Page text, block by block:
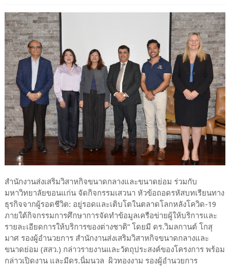
สำนักงานส่งเสริมวิสาหกิจขนาดกลางและขนาดย่อม ร่วมกับ
มหาวิทยาลัยขอนแก่น จัดกิจกรรมเสวนา หัวข้อถอดรหัสบทเรียนทาง
ธุรกิจจากผู้รอดชีวิต: อยู่รอดและเติบโตในตลาดโลกหลังโควิด-19
ภายใต้กิจกรรมการศึกษาการจัดทำข้อมูลเครือข่ายผู้ให้บริการและ
รายละเอียดการให้บริการของต่างชาติ” โดยมี ดร.วิมลกานต์ โกสุ
มาศ รองผู้อำนวยการ สำนักงานส่งเสริมวิสาหกิจขนาดกลางและ
ขนาดย่อม (สสว.) กล่าวรายงานและวัตถุประสงค์ของโครงการ พร้อม
กล่าวเปิดงาน และมีดร.นิ่มนวล ผิวทองงาม รองผู้อำนวยการ